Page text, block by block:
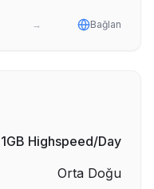
→ Bağlan
Highspeed/Day
Orta Doğu